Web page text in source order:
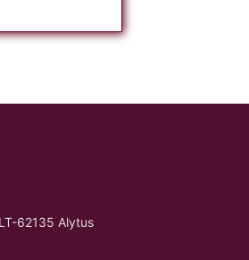
62135 Alytus